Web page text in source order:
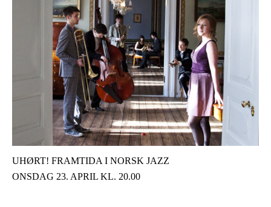
UHØRT! FRAMTIDA I NORSK JAZZ
ONSDAG 23. APRIL KL. 20.00